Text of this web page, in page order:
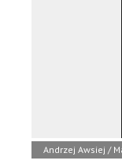
Andrzej Awsiej /